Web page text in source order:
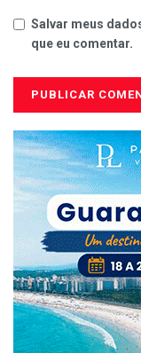
Salvar meus
que eu comentar.